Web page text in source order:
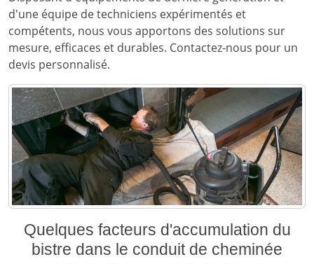
d'une équipe de techniciens expérimentés et
compétents, nous vous apportons des solutions sur
mesure, efficaces et durables. Contactez-nous pour un
devis personnalisé.
Quelques facteurs d'accumulation du
bistre dans le conduit de cheminée